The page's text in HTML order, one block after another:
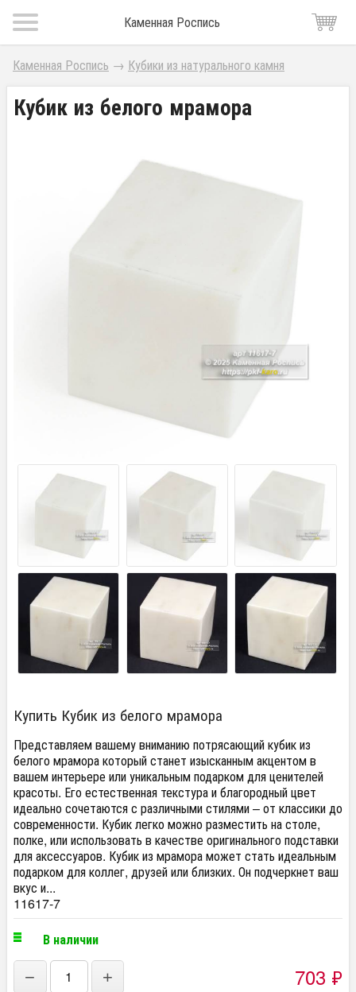
Каменная Роспись
Каменная Роспись → Кубики из натурального камня
Кубик из белого мрамора
Купить Кубик из белого мрамора
Представляем вашему вниманию потрясающий кубик из
белого мрамора который станет изысканным акцентом в
вашем интерьере или уникальным подарком для ценителей
красоты. Его естественная текстура и благородный цвет
идеально сочетаются с различными стилями – от классики до
современности. Кубик легко можно разместить на столе,
полке, или использовать в качестве оригинального подставки
для аксессуаров. Кубик из мрамора может стать идеальным
подарком для коллег, друзей или близких. Он подчеркнет ваш
вкус и...
11617-7
В наличии
− + 703 ₽